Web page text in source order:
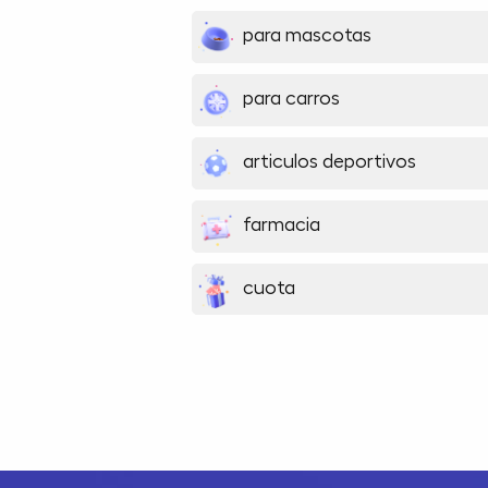
para mascotas
para carros
articulos deportivos
farmacia
cuota